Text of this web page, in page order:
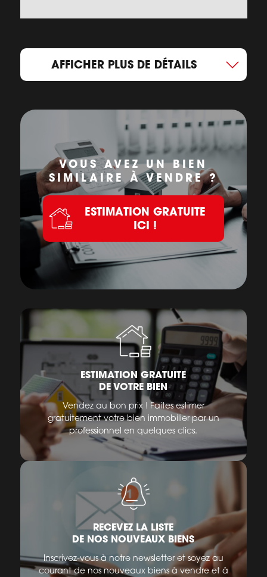
AFFICHER PLUS DE DÉTAILS
VOUS AVEZ UN BIEN
SIMILAIRE À VENDRE ?
ESTIMATION GRATUITE
ICI !
ESTIMATION GRATUITE
DE VOTRE BIEN
Vendez au bon prix ! Faites estimer
gratuitement votre bien immobilier par un
professionnel en quelques clics.
RECEVEZ LA LISTE
DE NOS NOUVEAUX BIENS
Inscrivez-vous à notre newsletter et soyez au
courant de nos nouveaux biens à vendre et à